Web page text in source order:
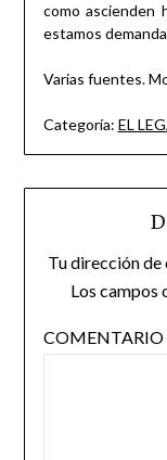
como ascienden
estamos
Varias fuentes.
Categoría: EL
Tu dirección
Los campos
COMENTARIO